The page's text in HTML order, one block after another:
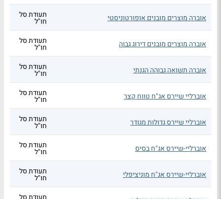
אוברה מוצרים מובנים אופורטוניסטי תעודת סל
חו"ל
אוברה מוצרים מובנים דירוג גבוה תעודת סל
חו"ל
אוברה תשואה גבוהה הגנתי תעודת סל
חו"ל
אוברליי שיירס אג"ח טווח קצר תעודת סל
חו"ל
אוברליי שיירס גדולות מגודר תעודת סל
חו"ל
אוברליי-שיירס אג"ח בסיס תעודת סל
חו"ל
אוברליי-שיירס אג"ח מוניציפלי תעודת סל
חו"ל